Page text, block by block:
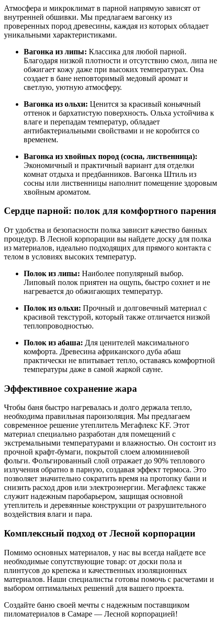
Атмосфера и микроклимат в парной напрямую зависят от
внутренней обшивки. Мы предлагаем вагонку из
проверенных пород древесины, каждая из которых обладает
уникальными характеристиками.
Вагонка из липы: Классика для любой парной.
Благодаря низкой плотности и отсутствию смол, липа не
обжигает кожу даже при высоких температурах. Она
создает в бане неповторимый медовый аромат и
светлую, уютную атмосферу.
Вагонка из ольхи: Ценится за красивый коньячный
оттенок и бархатистую поверхность. Ольха устойчива к
влаге и перепадам температур, обладает
антибактериальными свойствами и не коробится со
временем.
Вагонка из хвойных пород (сосна, лиственница):
Экономичный и практичный вариант для отделки
комнат отдыха и предбанников. Вагонка Штиль из
сосны или лиственницы наполнит помещение здоровым
хвойным ароматом.
Сердце парной: полок для комфортного парения
От удобства и безопасности полка зависит качество банных
процедур. В Лесной корпорации вы найдете доску для полка
из материалов, идеально подходящих для прямого контакта с
телом в условиях высоких температур.
Полок из липы: Наиболее популярный выбор.
Липовый полок приятен на ощупь, быстро сохнет и не
нагревается до обжигающих температур.
Полок из ольхи: Прочный и долговечный материал с
красивой текстурой, который также отличается низкой
теплопроводностью.
Полок из абаша: Для ценителей максимального
комфорта. Древесина африканского дуба абаш
практически не впитывает тепло, оставаясь комфортной
температуры даже в самой жаркой сауне.
Эффективное сохранение жара
Чтобы баня быстро нагревалась и долго держала тепло,
необходима правильная пароизоляция. Мы предлагаем
современное решение утеплитель Мегафлекс KF. Этот
материал специально разработан для помещений с
экстремальными температурами и влажностью. Он состоит из
прочной крафт-бумаги, покрытой слоем алюминиевой
фольги. Фольгированный слой отражает до 90% теплового
излучения обратно в парную, создавая эффект термоса. Это
позволяет значительно сократить время на протопку бани и
снизить расход дров или электроэнергии. Мегафлекс также
служит надежным паробарьером, защищая основной
утеплитель и деревянные конструкции от разрушительного
воздействия влаги и пара.
Комплексный подход от Лесной корпорации
Помимо основных материалов, у нас вы всегда найдете все
необходимые сопутствующие товар: от доски пола и
плинтусов до крепежа и качественных изоляционных
материалов. Наши специалисты готовы помочь с расчетами и
выбором оптимальных решений для вашего проекта.
Создайте баню своей мечты с надежным поставщиком
пиломатериалов в Самаре — Лесной корпорацией!